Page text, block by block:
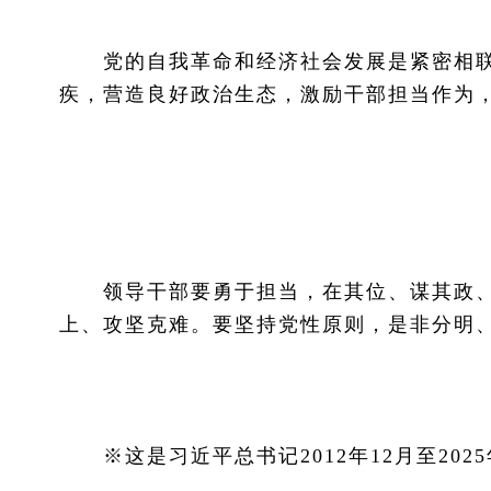
党的自我革命和经济社会发展是紧密相联
疾，营造良好政治生态，激励干部担当作为
领导干部要勇于担当，在其位、谋其政、
上、攻坚克难。要坚持党性原则，是非分明
※这是习近平总书记2012年12月至2025